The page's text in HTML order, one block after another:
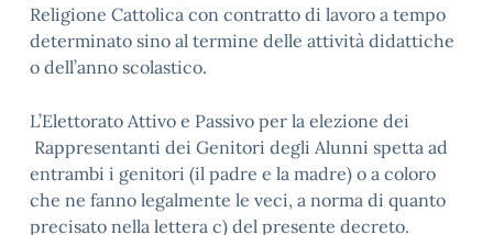
Religione Cattolica con contratto di lavoro a tempo
determinato sino al termine delle attività didattiche
o dell’anno scolastico.
L’Elettorato Attivo e Passivo per la elezione dei
Rappresentanti dei Genitori degli Alunni spetta ad
entrambi i genitori (il padre e la madre) o a coloro
che ne fanno legalmente le veci, a norma di quanto
precisato nella lettera c) del presente decreto.